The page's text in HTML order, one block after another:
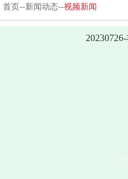
首页 --新闻动态--视频新闻